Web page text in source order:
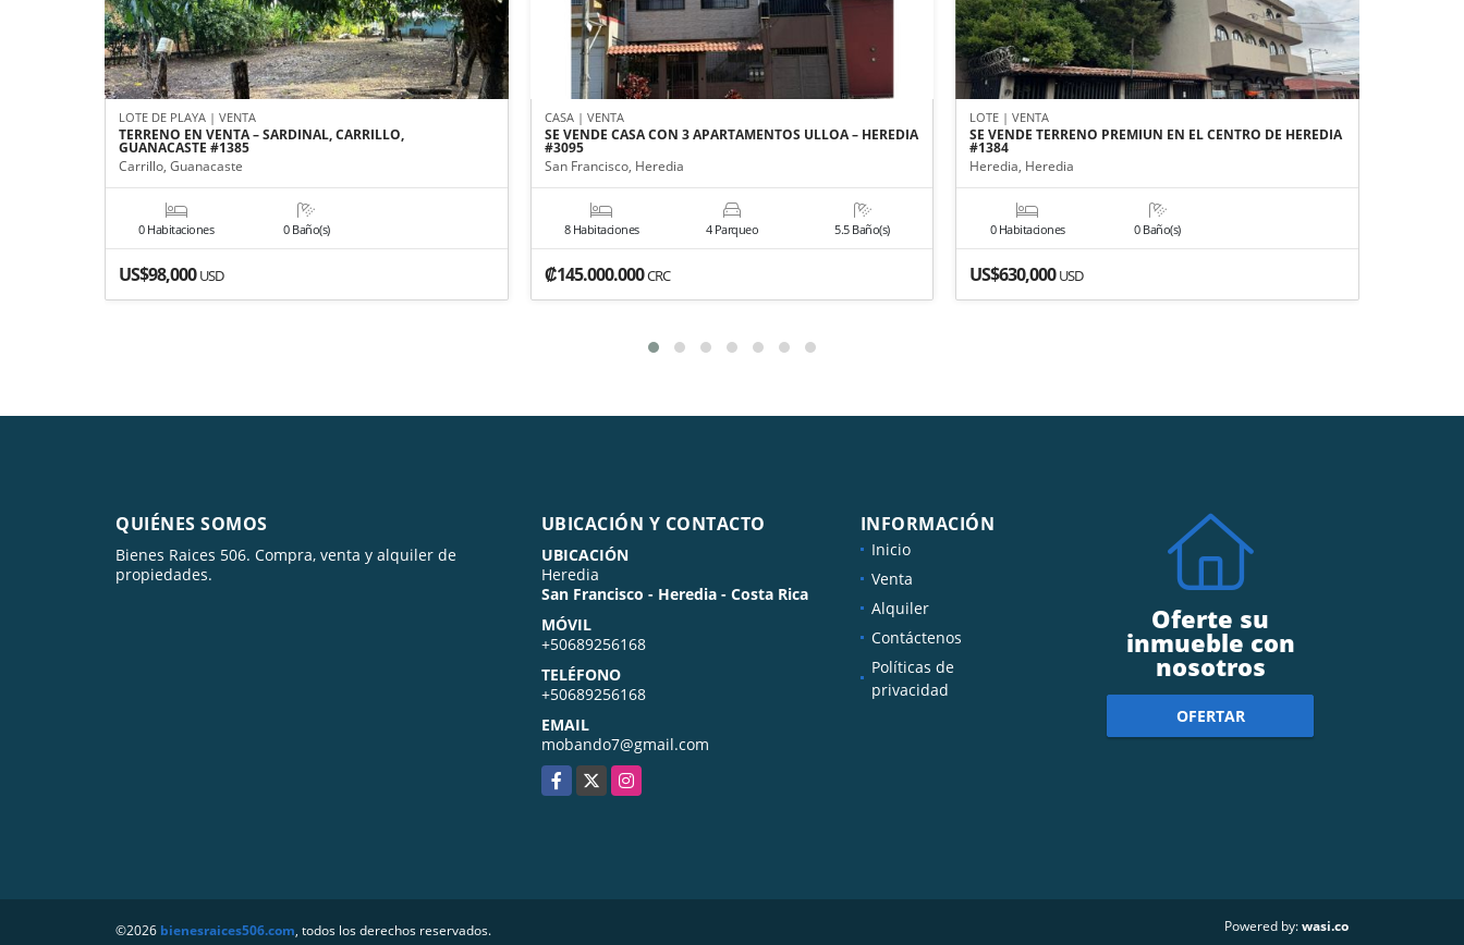
LOTE DE PLAYA | VENTA
TERRENO EN VENTA – SARDINAL, CARRILLO,
GUANACASTE #1385
Carrillo, Guanacaste
0 Habitaciones 0 Baño(s)
US$98,000USD
CASA | VENTA
SE VENDE CASA CON 3 APARTAMENTOS ULLOA – HEREDIA
#3095
San Francisco, Heredia
8 Habitaciones 4 Parqueo 5.5 Baño(s)
₡145.000.000CRC
LOTE | VENTA
SE VENDE TERRENO PREMIUN EN EL CENTRO DE HEREDIA
#1384
Heredia, Heredia
0 Habitaciones 0 Baño(s)
US$630,000USD
QUIÉNES SOMOS
Bienes Raices 506. Compra, venta y alquiler de
propiedades.
UBICACIÓN Y CONTACTO
UBICACIÓN
Heredia
San Francisco - Heredia - Costa Rica
MÓVIL
+50689256168
TELÉFONO
+50689256168
EMAIL
mobando7@gmail.com
Facebook
X Instagram
INFORMACIÓN
Inicio
Venta
Alquiler
Contáctenos
Políticas de
privacidad
Oferte su
inmueble con
nosotros
OFERTAR
©2026 bienesraices506.com, todos los derechos reservados. Powered by:wasi.co